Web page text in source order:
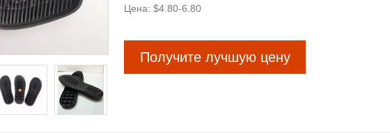
Цена: $4.80-6.80
Получите лучшую цену